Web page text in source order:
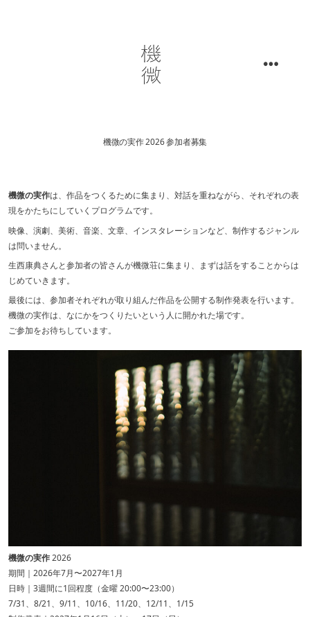
プ
機微の実作 2026 参加者募集
機微の実作は、作品をつくるために集まり、対話を重ねながら、それぞれの表
現をかたちにしていくプログラムです。
映像、演劇、美術、音楽、文章、インスタレーションなど、制作するジャンル
は問いません。
生西康典さんと参加者の皆さんが機微荘に集まり、まずは話をすることからは
じめていきます。
最後には、参加者それぞれが取り組んだ作品を公開する制作発表を行います。
機微の実作は、なにかをつくりたいという人に開かれた場です。
ご参加をお待ちしています。
機微の実作2026
期間｜2026年7月〜2027年1月
日時｜3週間に1回程度（金曜 20:00〜23:00）
7/31、8/21、9/11、10/16、11/20、12/11、1/15